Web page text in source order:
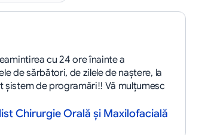
cu 24 ore înainte a
de sărbători, de zilele de naştere, la
şistem de programări!! Vă mulţumesc
Chirurgie Orală şi Maxilofacială